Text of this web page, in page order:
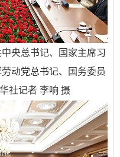
央总书记、国家主席习
动党总书记、国务委员
社记者 李响 摄